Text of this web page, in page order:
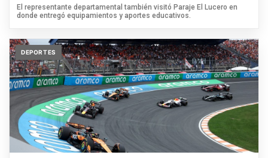
El representante departamental también visitó Paraje El Lucero en
donde entregó equipamientos y aportes educativos.
DEPORTES